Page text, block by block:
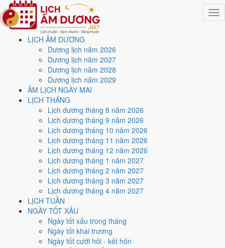
LỊCH ÂM DƯƠNG
Dương lịch năm 2026
Dương lịch năm 2027
Dương lịch năm 2028
Dương lịch năm 2029
ÂM LỊCH NGÀY MAI
LỊCH THÁNG
Lịch dương tháng 8 năm 2026
Lịch dương tháng 9 năm 2026
Lịch dương tháng 10 năm 2026
Lịch dương tháng 11 năm 2026
Lịch dương tháng 12 năm 2026
Lịch dương tháng 1 năm 2027
Lịch dương tháng 2 năm 2027
Lịch dương tháng 3 năm 2027
Lịch dương tháng 4 năm 2027
LỊCH TUẦN
NGÀY TỐT XẤU
Ngày tốt xấu trong tháng
Ngày tốt khai trương
Ngày tốt cưới hỏi - kết hôn
Trang chủ
Lịch năm 2026
Tháng 8/2026
Ngày 9/8/2026 (Ất Mão)
Xem ngày9/8/2026
lịch - Ngày 27/6 âm lịch (Ất
Mão) tốt hay xấu?
Ngày 9/8/2026 dương lịch (Chủ Nhật) là ngày 27/6/2026 âm lịch
Ất Mão- Cùng hành, Trực Thành, Sao Mão, nạp âm Đại Khe
Thủy. Tổng hòa, đây làNgày Đại Cátvới điểm trung bình
các việc quan trọng. Giờ Hoàng Đạo trong ngày:
Mùi, Dậu.
Ngày Dương